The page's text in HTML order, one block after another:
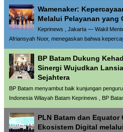
Wamenaker:
Melalui Pelayanan yang
Keprinews , Jakarta — Wakil
Afriansyah Noor, menegaskan bahwa
BP Batam Dukung
Sinergi Wujudkan
Sejahtera
BP Batam menyambut baik kunjungan
Indonesia Wilayah Batam Keprinews , BP
PLN Batam dan Equator
Ekosistem Digital